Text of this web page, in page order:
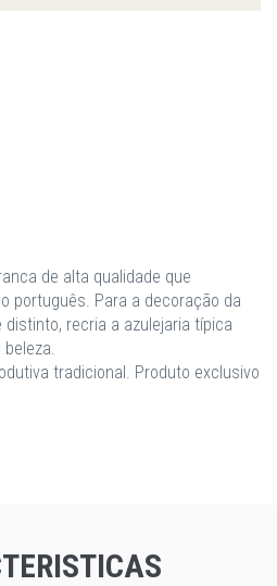
de alta qualidade que
português. Para a decoração da
recria a azulejaria típica
tradicional. Produto exclusivo